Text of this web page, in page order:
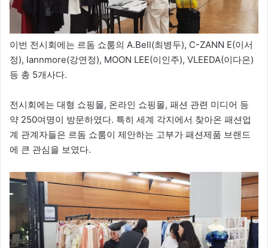
이번 전시회에는 르돔 쇼룸의 A.Bell(최병두), C-ZANN E(이서
정), Iannmore(강연정), MOON LEE(이인주), VLEEDA(이다은)
등 총 5개사다.
전시회에는 대형 쇼핑몰, 온라인 쇼핑몰, 패션 관련 미디어 등
약 250여명이 방문하였다. 특히 세계 각지에서 찾아온 패션업
계 관계자들은 르돔 쇼룸이 제안하는 고부가 패션제품 브랜드
에 큰 관심을 보였다.